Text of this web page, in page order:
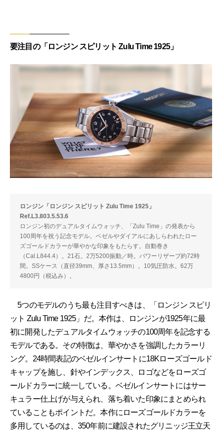
要注目の「ロンジン スピリット Zulu Time 1925」
ロンジン「ロンジン スピリット Zulu Time 1925」
Ref.L3.803.5.53.6
ロンジン初のデュアルタイムウォッチ、「Zulu Time」の発表から
100周年を祝う記念モデル。ベゼルやダイアルにあしらわれたロー
ズゴールドカラーが華やかな印象をもたらす。自動巻き
（Cal.L844.4）。21石。2万5200振動／時。パワーリザーブ約72時
間。SSケース（直径39mm、厚さ13.5mm）。10気圧防水。62万
4800円（税込み）。
5つのモデルのうち最も注目すべきは、「ロンジン スピリ
ット Zulu Time 1925」だ。本作は、ロンジンが1925年に最
初に開発したデュアルタイムウォッチの100周年を記念する
モデルである。その特徴は、華やかさを強調したカラーリ
ング。24時間表記のベゼルインサートに18Kローズゴールド
キャップを施し、針やインデックス、ロゴなどをローズゴ
ールドカラーに統一している。ベゼルインサートにはサー
キュラー仕上げが与えられ、落ち着いた印象にまとめられ
ていることもポイントだ。本作にローズゴールドカラーを
多用しているのは、350年前に建設されたグリニッジ王立天